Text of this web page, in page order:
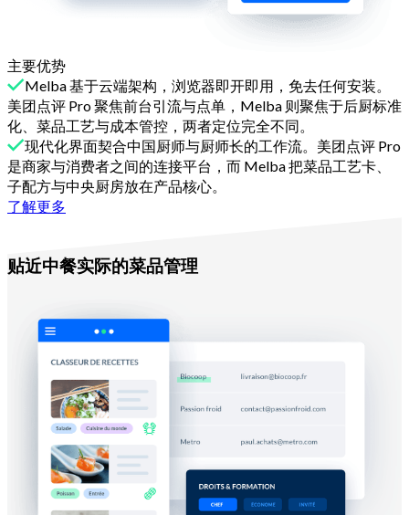
主要优势
Melba 基于云端架构，浏览器即开即用，免去任何安装。
美团点评 Pro 聚焦前台引流与点单，Melba 则聚焦于后厨标准
化、菜品工艺与成本管控，两者定位完全不同。
现代化界面契合中国厨师与厨师长的工作流。美团点评 Pro
是商家与消费者之间的连接平台，而 Melba 把菜品工艺卡、
子配方与中央厨房放在产品核心。
了解更多
贴近中餐实际的菜品管理